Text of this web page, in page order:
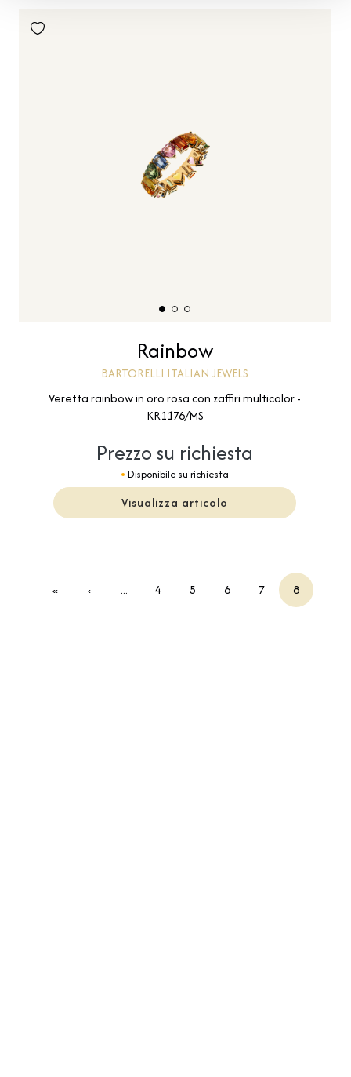
Rainbow
BARTORELLI ITALIAN JEWELS
Veretta rainbow in oro rosa con zaffiri multicolor -
KR1176/MS
Prezzo su richiesta
Disponibile su richiesta
Visualizza articolo
« ‹ ... 4 5 6 7 8